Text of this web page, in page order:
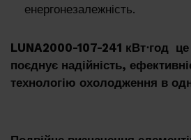
енергонезалежність.
LUNA2000-107-241 кВт⋅год
поєднує надійність,
технологію охолодження в
Дистриб'ютори
Контакти